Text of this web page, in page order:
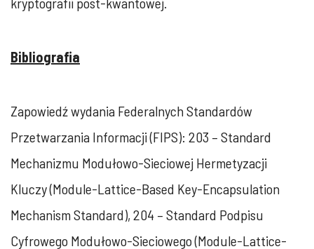
Bibliografia
Zapowiedź wydania Federalnych Standardów
Przetwarzania Informacji (FIPS): 203 – Standard
Mechanizmu Modułowo-Sieciowej Hermetyzacji
Kluczy (Module-Lattice-Based Key-Encapsulation
Mechanism Standard), 204 – Standard Podpisu
Cyfrowego Modułowo-Sieciowego (Module-Lattice-